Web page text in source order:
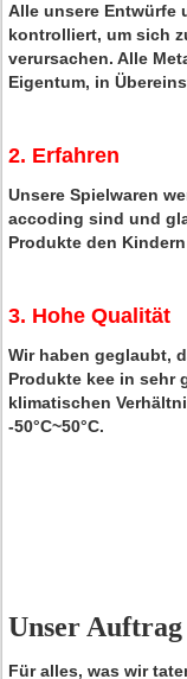
Alle unsere Entwürfe
kontrolliert, um sich
verursachen. Alle
Eigentum, in
2. Erfahren
Unsere Spielwaren
accoding sind und
Produkte den
3. Hohe Qualität
Wir haben geglaubt,
Produkte kee in sehr
klimatischen
-50°C~50°C.
Unser Auftrag
Für alles, was wir